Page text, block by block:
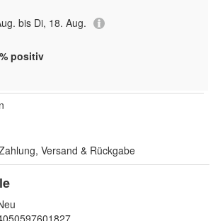
bis Di, 18. Aug.
positiv
Versand & Rückgabe